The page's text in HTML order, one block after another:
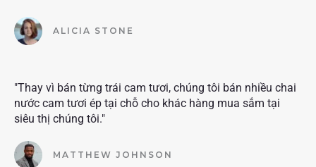
ALICIA STONE
"Thay vì bán từng trái cam tươi, chúng tôi bán nhiều chai
nước cam tươi ép tại chỗ cho khác hàng mua sắm tại
siêu thị chúng tôi."
MATTHEW JOHNSON